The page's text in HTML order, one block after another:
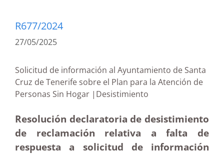
R677/2024
27/05/2025
Solicitud de información al Ayuntamiento de Santa
Cruz de Tenerife sobre el Plan para la Atención de
Personas Sin Hogar |Desistimiento
Resolución declaratoria de desistimiento
de reclamación relativa a falta de
respuesta a solicitud de información